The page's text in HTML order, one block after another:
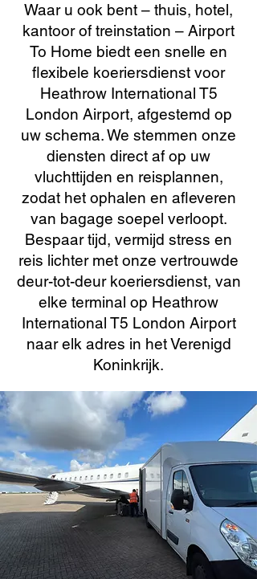
Waar u ook bent – thuis, hotel,
kantoor of treinstation – Airport
To Home biedt een snelle en
flexibele koeriersdienst voor
Heathrow International T5
London Airport, afgestemd op
uw schema. We stemmen onze
diensten direct af op uw
vluchttijden en reisplannen,
zodat het ophalen en afleveren
van bagage soepel verloopt.
Bespaar tijd, vermijd stress en
reis lichter met onze vertrouwde
deur-tot-deur koeriersdienst, van
elke terminal op Heathrow
International T5 London Airport
naar elk adres in het Verenigd
Koninkrijk.